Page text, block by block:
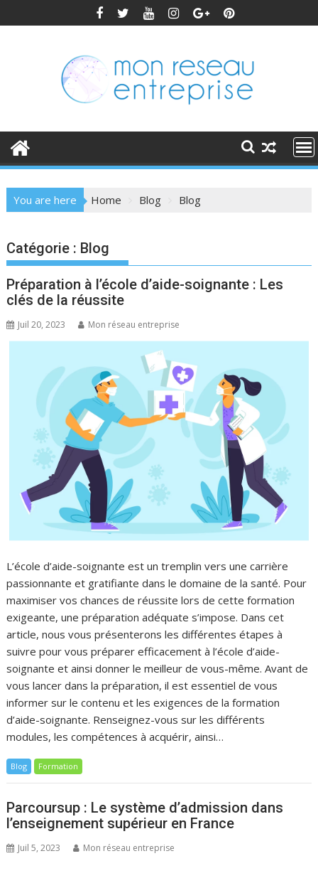
to
You are here Home Blog Blog
Catégorie : Blog
Préparation à l’école d’aide-soignante : Les
clés de la réussite
Juil 20, 2023 Mon réseau entreprise
L’école d’aide-soignante est un tremplin vers une carrière
passionnante et gratifiante dans le domaine de la santé. Pour
maximiser vos chances de réussite lors de cette formation
exigeante, une préparation adéquate s’impose. Dans cet
article, nous vous présenterons les différentes étapes à
suivre pour vous préparer efficacement à l’école d’aide-
soignante et ainsi donner le meilleur de vous-même. Avant de
vous lancer dans la préparation, il est essentiel de vous
informer sur le contenu et les exigences de la formation
d’aide-soignante. Renseignez-vous sur les différents
modules, les compétences à acquérir, ainsi…
Blog Formation
Parcoursup : Le système d’admission dans
l’enseignement supérieur en France
Juil 5, 2023 Mon réseau entreprise